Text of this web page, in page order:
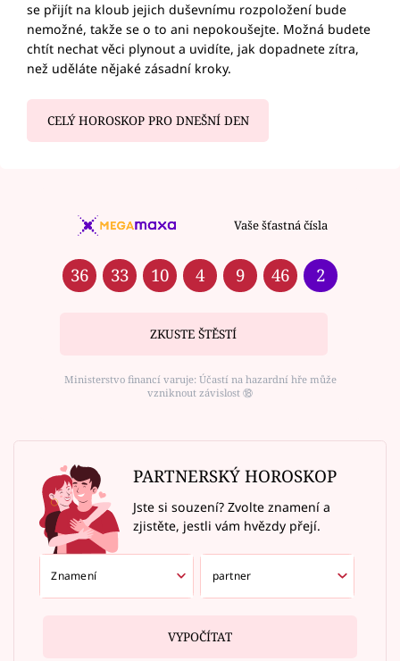
se přijít na kloub jejich duševnímu rozpoložení bude
nemožné, takže se o to ani nepokoušejte. Možná budete
chtít nechat věci plynout a uvidíte, jak dopadnete zítra,
než uděláte nějaké zásadní kroky.
CELÝ HOROSKOP PRO DNEŠNÍ DEN
Vaše šťastná čísla
36 33 10 4 9 46 2
ZKUSTE ŠTĚSTÍ
Ministerstvo financí varuje: Účastí na hazardní hře může
vzniknout závislost ⑱
PARTNERSKÝ HOROSKOP
Jste si souzení? Zvolte znamení a
zjistěte, jestli vám hvězdy přejí.
VYPOČÍTAT